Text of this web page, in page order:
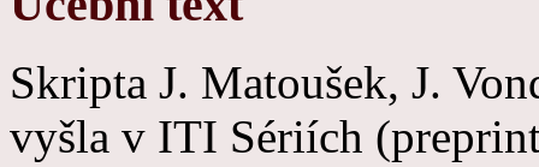
Skripta J. Matoušek, J.
vyšla v ITI Sériích